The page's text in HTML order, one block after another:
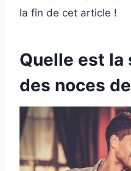
la fin de cet article !
Quelle est
des noces